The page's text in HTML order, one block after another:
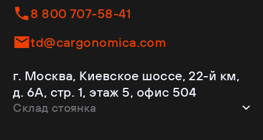
Контейнеровозы
Самосвалы
Ломовозы
С кониками
Рефрижераторы
Helfimmer
JAC
Kassbohrer
Krone
Mercedes-Benz
Schmitz Cargobull
Shacman
8 800 707-58-41
td@cargonomica.com
г. Москва, Киевское шоссе, 22-й км,
д. 6А, стр. 1, этаж 5, офис 504
Склад стоянка